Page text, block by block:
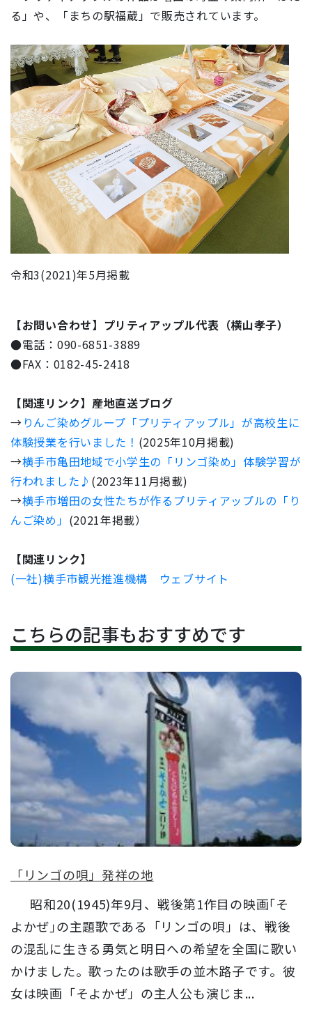
る」や、「まちの駅福蔵」で販売されています。
令和3(2021)年5月掲載
【お問い合わせ】プリティアップル代表（横山孝子）
●電話：090-6851-3889
●FAX：0182-45-2418
【関連リンク】産地直送ブログ
→りんご染めグループ「プリティアップル」が高校生に
体験授業を行いました！ (2025年10月掲載)
→横手市亀田地域で小学生の「リンゴ染め」体験学習が
行われました♪ (2023年11月掲載)
→横手市増田の女性たちが作るプリティアップルの「り
んご染め」 (2021年掲載）
【関連リンク】
(一社)横手市観光推進機構 ウェブサイト
こちらの記事もおすすめです
「リンゴの唄」発祥の地
昭和20(1945)年9月、戦後第1作目の映画｢そ
よかぜ｣の主題歌である「リンゴの唄」は、戦後
の混乱に生きる勇気と明日への希望を全国に歌い
かけました。歌ったのは歌手の並木路子です。彼
女は映画「そよかぜ」の主人公も演じま...